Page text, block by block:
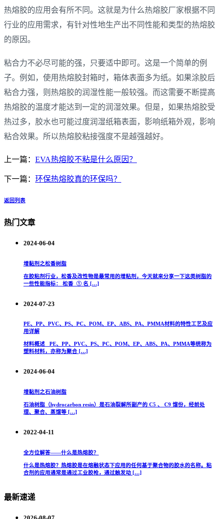
热熔胶的应用会有所不同。这就是为什么热熔胶厂家根据不同
行业的应用需求，有针对性地生产出不同性能和类型的热熔胶
的原因。
粘合力不必尽可能的强，只要适中即可。这是一个简单的例
子。例如，使用热熔胶封箱时，箱体表面多为纸。如果涂胶后
粘合力强，则热熔胶的润湿性能一般较强。而这需要不断提高
热熔胶的温度才能达到一定的润湿效果。但是，如果热熔胶受
热过多，胶水也可能过度润湿纸箱表面，影响纸箱外观，影响
粘合效果。所以热熔胶粘接强度不是越强越好。
上一篇： EVA热熔胶不粘是什么原因？
下一篇： 环保热熔胶真的环保吗？
返回列表
热门文章
2024-06-04
增黏剂之松香树脂
在胶粘剂行业，松香及改性物是最常用的增粘剂，今天就来分享一下这类树脂的
一些性能指标： 松香 ① 名 […]
2024-07-23
PE、PP、PVC、PS、PC、POM、EP、ABS、PA、PMMA材料的特性工艺及应
用详解
材料概述 PE、PP、PVC、PS、PC、POM、EP、ABS、PA、PMMA等统称为
塑料材料，亦称为聚合 […]
2024-06-04
增黏剂之石油树脂
石油树脂（hydrocarbon resin）是石油裂解所副产的 C5 、 C9 馏份，经前处
理、聚合、蒸馏等 […]
2022-04-11
全方位解答——什么是热熔胶？
什么是热熔胶？热熔胶是在熔融状态下应用的任何基于聚合物的胶水的名称。粘
合剂的应用通常是通过工业胶枪，通过触发动 […]
最新速递